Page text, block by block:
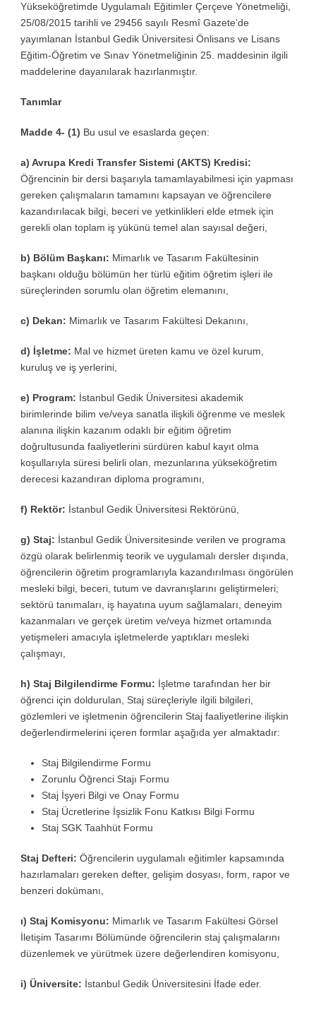
Yükseköğretimde Uygulamalı Eğitimler Çerçeve Yönetmeliği,
25/08/2015 tarihli ve 29456 sayılı Resmî Gazete’de
yayımlanan İstanbul Gedik Üniversitesi Önlisans ve Lisans
Eğitim-Öğretim ve Sınav Yönetmeliğinin 25. maddesinin ilgili
maddelerine dayanılarak hazırlanmıştır.
Tanımlar
Madde 4- (1) Bu usul ve esaslarda geçen:
a) Avrupa Kredi Transfer Sistemi (AKTS) Kredisi:
Öğrencinin bir dersi başarıyla tamamlayabilmesi için yapması
gereken çalışmaların tamamını kapsayan ve öğrencilere
kazandırılacak bilgi, beceri ve yetkinlikleri elde etmek için
gerekli olan toplam iş yükünü temel alan sayısal değeri,
b) Bölüm Başkanı: Mimarlık ve Tasarım Fakültesinin
başkanı olduğu bölümün her türlü eğitim öğretim işleri ile
süreçlerinden sorumlu olan öğretim elemanını,
c) Dekan: Mimarlık ve Tasarım Fakültesi Dekanını,
d) İşletme: Mal ve hizmet üreten kamu ve özel kurum,
kuruluş ve iş yerlerini,
e) Program: İstanbul Gedik Üniversitesi akademik
birimlerinde bilim ve/veya sanatla ilişkili öğrenme ve meslek
alanına ilişkin kazanım odaklı bir eğitim öğretim
doğrultusunda faaliyetlerini sürdüren kabul kayıt olma
koşullarıyla süresi belirli olan, mezunlarına yükseköğretim
derecesi kazandıran diploma programını,
f) Rektör: İstanbul Gedik Üniversitesi Rektörünü,
g) Staj: İstanbul Gedik Üniversitesinde verilen ve programa
özgü olarak belirlenmiş teorik ve uygulamalı dersler dışında,
öğrencilerin öğretim programlarıyla kazandırılması öngörülen
mesleki bilgi, beceri, tutum ve davranışlarını geliştirmeleri;
sektörü tanımaları, iş hayatına uyum sağlamaları, deneyim
kazanmaları ve gerçek üretim ve/veya hizmet ortamında
yetişmeleri amacıyla işletmelerde yaptıkları mesleki
çalışmayı,
h) Staj Bilgilendirme Formu: İşletme tarafından her bir
öğrenci için doldurulan, Staj süreçleriyle ilgili bilgileri,
gözlemleri ve işletmenin öğrencilerin Staj faaliyetlerine ilişkin
değerlendirmelerini içeren formlar aşağıda yer almaktadır:
Staj Bilgilendirme Formu
Zorunlu Öğrenci Stajı Formu
Staj İşyeri Bilgi ve Onay Formu
Staj Ücretlerine İşsizlik Fonu Katkısı Bilgi Formu
Staj SGK Taahhüt Formu
Staj Defteri: Öğrencilerin uygulamalı eğitimler kapsamında
hazırlamaları gereken defter, gelişim dosyası, form, rapor ve
benzeri dokümanı,
ı) Staj Komisyonu: Mimarlık ve Tasarım Fakültesi Görsel
İletişim Tasarımı Bölümünde öğrencilerin staj çalışmalarını
düzenlemek ve yürütmek üzere değerlendiren komisyonu,
i) Üniversite: İstanbul Gedik Üniversitesini İfade eder.